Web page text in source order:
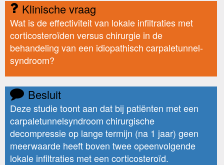
Klinische vraag
Wat is de effectiviteit van lokale infiltraties met
corticosteroïden versus chirurgie in de
behandeling van een idiopathisch carpaletunnel-
syndroom?
Besluit
Deze studie toont aan dat bij patiënten met een
carpaletunnelsyndroom chirurgische
decompressie op lange termijn (na 1 jaar) geen
meerwaarde heeft boven twee opeenvolgende
lokale infiltraties met een corticosteroïd.